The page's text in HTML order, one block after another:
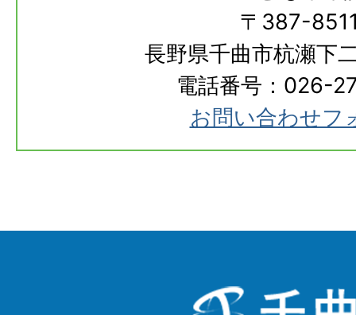
〒387-
長野県千曲市杭瀬下
電話番号：026-
お問い合わせフ
千